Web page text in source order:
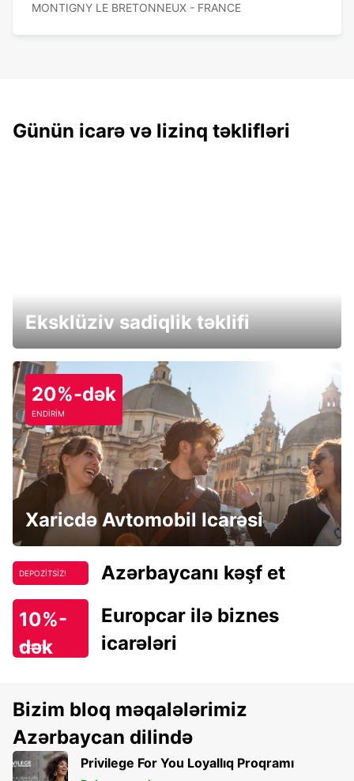
MONTIGNY LE BRETONNEUX - FRANCE
Günün icarə və lizinq təklifləri
Eksklüziv sadiqlik təklifi
20%-dək
ENDİRİM
Xaricdə Avtomobil Icarəsi
DEPOZİTSİZ! Azərbaycanı kəşf et
10%-
dək
endirim!
Europcar ilə biznes
icarələri
Bizim bloq məqalələrimiz
Azərbaycan dilində
Privilege For You Loyallıq Proqramı